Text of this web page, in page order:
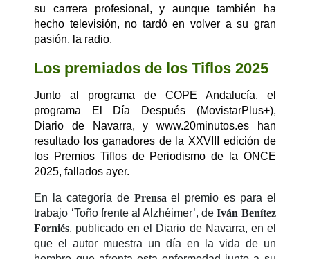
su carrera profesional, y aunque también ha
hecho televisión, no tardó en volver a su gran
pasión, la radio.
Los premiados de los Tiflos 2025
Junto al programa de COPE Andalucía, el
programa El Día Después (MovistarPlus+),
Diario de Navarra, y www.20minutos.es han
resultado los ganadores de la XXVIII edición de
los Premios Tiflos de Periodismo de la ONCE
2025, fallados ayer.
En la categoría de Prensa el premio es para el
trabajo ‘Toño frente al Alzhéimer’, deIván Benítez
Forniés, publicado en el Diario de Navarra, en el
que el autor muestra un día en la vida de un